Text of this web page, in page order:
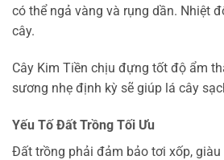
có thể ngả vàng và rụng dần. Nhiệt
cây.
Cây Kim Tiền chịu đựng tốt độ ẩm
sương nhẹ định kỳ sẽ giúp lá cây
Yếu Tố Đất Trồng Tối Ưu
Đất trồng phải đảm bảo tơi xốp,